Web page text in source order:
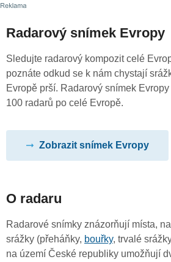
Radarový snímek Evropy
Sledujte radarový kompozit celé
poznáte odkud se k nám chystají
Evropě prší. Radarový snímek
100 radarů po celé Evropě.
Zobrazit snímek Evropy
O radaru
Radarové snímky znázorňují místa,
srážky (přeháňky, bouřky, trvalé
na území České republiky umožňují